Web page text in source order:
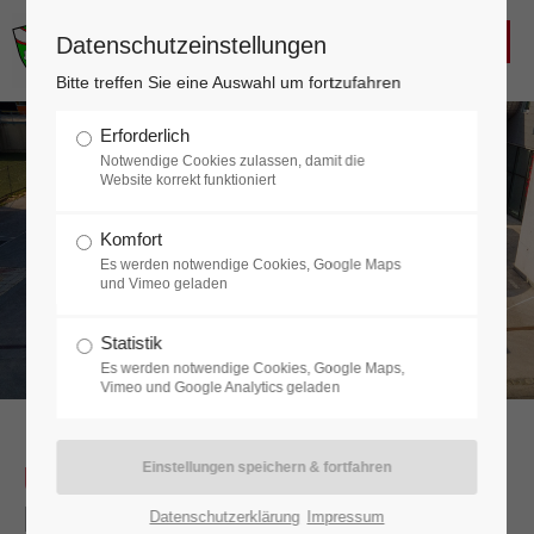
Login
Benutzername
Passwort
Anmelden
Unser Stützpunkt– Das
Feuerwehrhaus in Kaltenleutgeben
Datenschutzeinstellungen
Bitte treffen Sie eine Auswahl um fortzufahren
Erforderlich
Notwendige Cookies zulassen, damit die
Website korrekt funktioniert
Komfort
Es werden notwendige Cookies, Google Maps
und Vimeo geladen
Statistik
Es werden notwendige Cookies, Google Maps,
Vimeo und Google Analytics geladen
Datenschutzerklärung Impressum
FREIWILLIGE FEUERWEHR
KALTENLEUTGEBEN